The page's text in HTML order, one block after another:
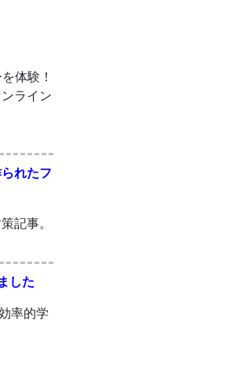
体験！
ライン
れたフ
記事。
した
率的学